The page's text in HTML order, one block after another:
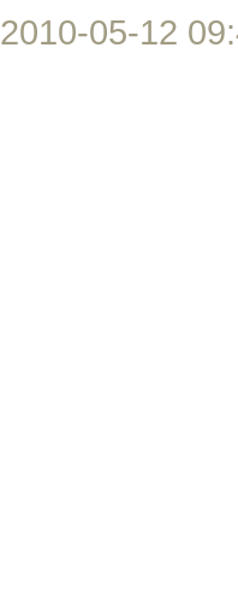
2010-05-12